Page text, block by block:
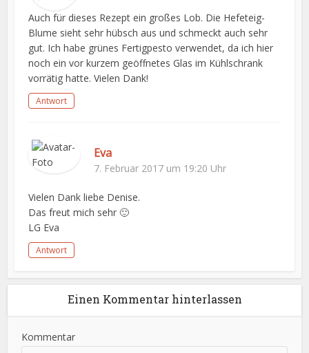
Auch für dieses Rezept ein großes Lob. Die Hefeteig-
Blume sieht sehr hübsch aus und schmeckt auch sehr
gut. Ich habe grünes Fertigpesto verwendet, da ich hier
noch ein vor kurzem geöffnetes Glas im Kühlschrank
vorrätig hatte. Vielen Dank!
Antwort
Eva
7. Februar 2017 um 19:20 Uhr
Vielen Dank liebe Denise.
Das freut mich sehr 🙂
LG Eva
Antwort
Einen Kommentar hinterlassen
Kommentar